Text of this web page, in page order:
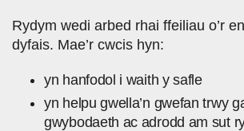
Rydym wedi arbed rhai ffeiliau o’r
dyfais. Mae’r cwcis hyn:
yn hanfodol i waith y safle
yn helpu gwella’n gwefan trwy
gwybodaeth ac adrodd am sut